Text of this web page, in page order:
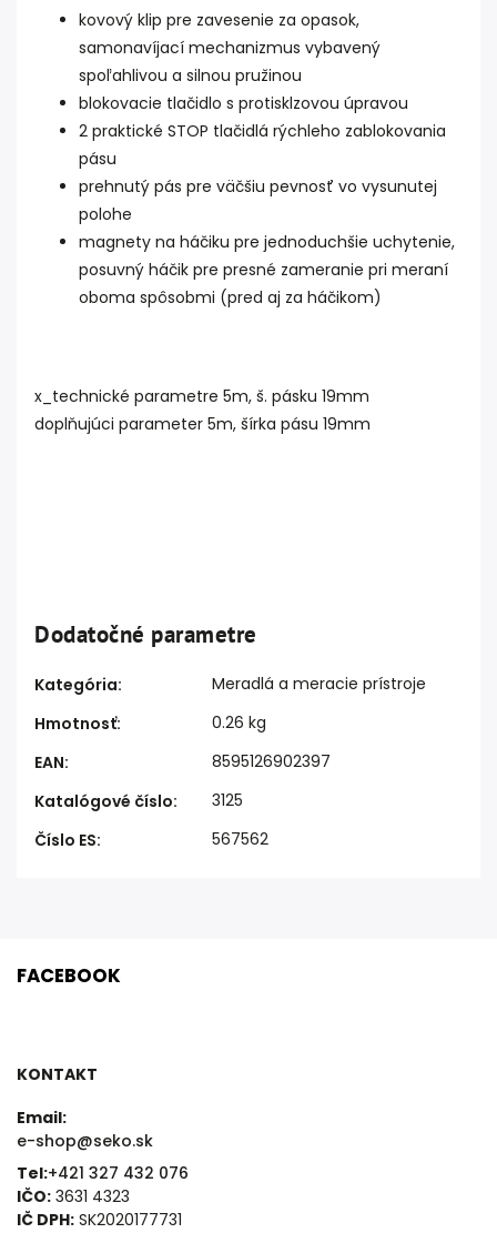
kovový klip pre zavesenie za opasok,
samonavíjací mechanizmus vybavený
spoľahlivou a silnou pružinou
blokovacie tlačidlo s protisklzovou úpravou
2 praktické STOP tlačidlá rýchleho zablokovania
pásu
prehnutý pás pre väčšiu pevnosť vo vysunutej
polohe
magnety na háčiku pre jednoduchšie uchytenie,
posuvný háčik pre presné zameranie pri meraní
oboma spôsobmi (pred aj za háčikom)
x_technické parametre 5m, š. pásku 19mm
doplňujúci parameter 5m, šírka pásu 19mm
Dodatočné parametre
Kategória:
Meradlá a meracie prístroje
Hmotnosť:
0.26 kg
EAN:
8595126902397
Katalógové číslo:
3125
Číslo ES: 567562
FACEBOOK
KONTAKT
Email:
e-shop@seko.sk
Tel:+421 327 432 076
IČO: 3631 4323
IČ DPH: SK2020177731